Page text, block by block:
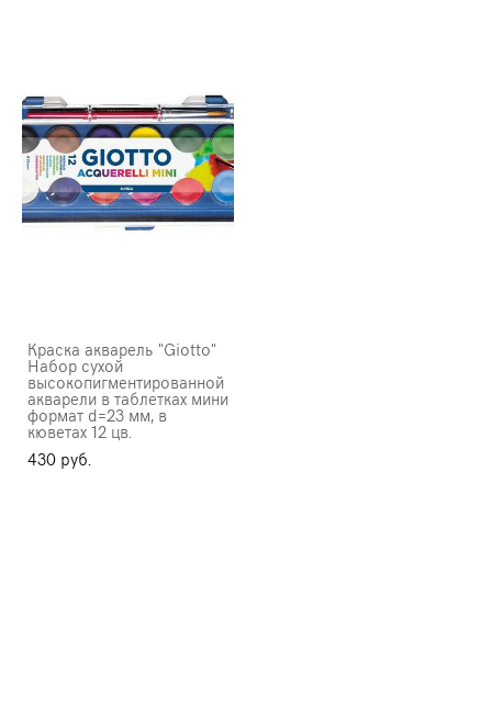
Краска акварель "Giotto"
Набор сухой
высокопигментированной
акварели в таблетках мини
формат d=23 мм, в
кюветах 12 цв.
430 pуб.